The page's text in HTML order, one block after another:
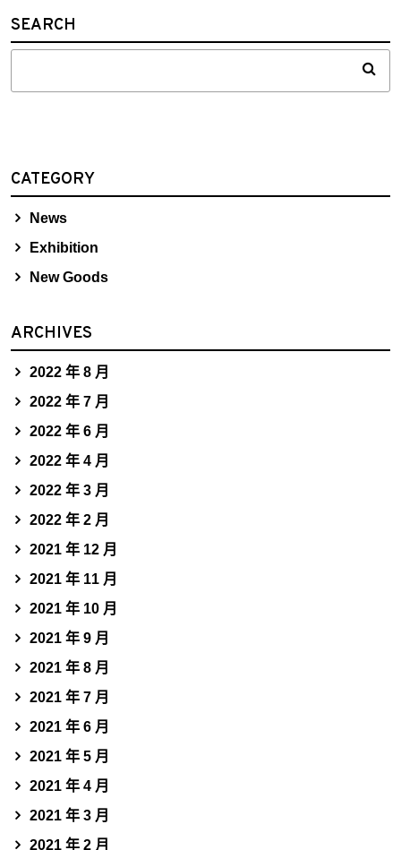
SEARCH
CATEGORY
News
Exhibition
New Goods
ARCHIVES
2022 年 8 月
2022 年 7 月
2022 年 6 月
2022 年 4 月
2022 年 3 月
2022 年 2 月
2021 年 12 月
2021 年 11 月
2021 年 10 月
2021 年 9 月
2021 年 8 月
2021 年 7 月
2021 年 6 月
2021 年 5 月
2021 年 4 月
2021 年 3 月
2021 年 2 月